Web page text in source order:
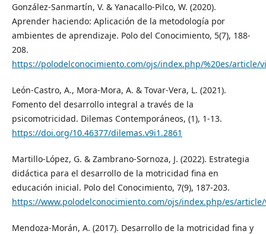
González-Sanmartín, V. & Yanacallo-Pilco, W. (2020).
Aprender haciendo: Aplicación de la metodología por
ambientes de aprendizaje. Polo del Conocimiento, 5(7), 188-
208.
https://polodelconocimiento.com/ojs/index.php/%20es/article/
León-Castro, A., Mora-Mora, A. & Tovar-Vera, L. (2021).
Fomento del desarrollo integral a través de la
psicomotricidad. Dilemas Contemporáneos, (1), 1-13.
https://doi.org/10.46377/dilemas.v9i1.2861
Martillo-López, G. & Zambrano-Sornoza, J. (2022). Estrategia
didáctica para el desarrollo de la motricidad fina en
educación inicial. Polo del Conocimiento, 7(9), 187-203.
https://www.polodelconocimiento.com/ojs/index.php/es/
Mendoza-Morán, A. (2017). Desarrollo de la motricidad fina y